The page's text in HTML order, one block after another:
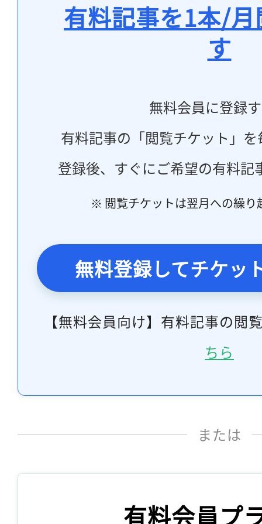
有料記事を1本/
す
無料会員に登録
有料記事の「閲覧チケット」
登録後、すぐにご希望の有料記
※ 閲覧チケットは翌月への繰り
無料登録してチケッ
【無料会員向け】有料記事の閲
ちら
または
有料会員プ